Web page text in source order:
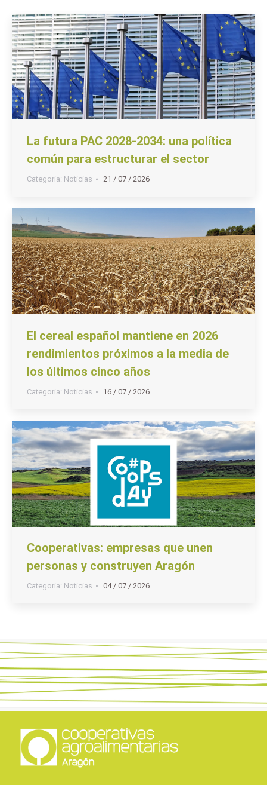
La futura PAC 2028-2034: una política
común para estructurar el sector
Categoria: Noticias 21 / 07 / 2026
El cereal español mantiene en 2026
rendimientos próximos a la media de
los últimos cinco años
Categoria: Noticias 16 / 07 / 2026
Cooperativas: empresas que unen
personas y construyen Aragón
Categoria: Noticias 04 / 07 / 2026